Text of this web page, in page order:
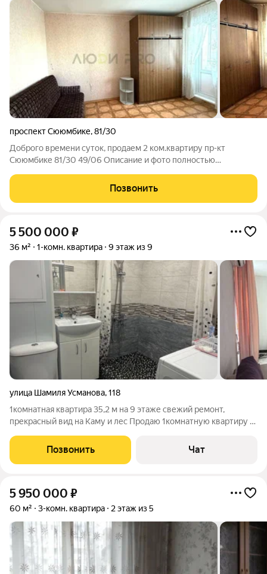
проспект Сююмбике,81/30
Доброго времени суток, продаем 2 ком.квартиру пр-кт
Сююмбике 81/30 49/06 Описание и фото полностью
что позволяет новому владельцу создать интерьер с нуля под
свой вкус. ПРО ДОКУМЕНТЫ: 1
Позвонить
5 500 000 ₽
36 м² 1-комн. квартира 9 этаж из 9
улица Шамиля Усманова,118
1комнатная квартира 35,2 м на 9 этаже свежий ремонт,
прекрасный вид на Каму и лес Продаю 1комнатную квартиру в
отличном состоянии сделан свежий ремонт, всё готово к
заселению, не нужно ничего
Позвонить Чат
5 950 000 ₽
60 м² 3-комн. квартира 2 этаж из 5